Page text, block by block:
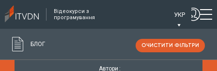
Відеокурси з
програмування
УКР
БЛОГ ОЧИСТИТИ ФІЛЬТРИ
Автори